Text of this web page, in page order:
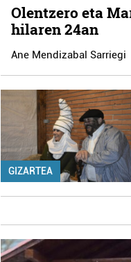
Olentzero eta
hilaren 24an
Ane Mendizabal Sarriegi
GIZARTEA